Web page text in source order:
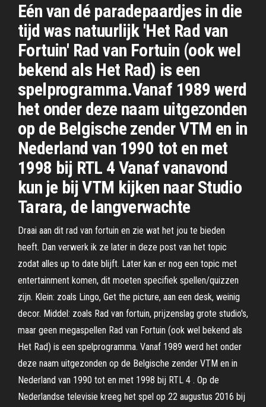
Eén van dé paradepaardjes in die
tijd was natuurlijk 'Het Rad van
Fortuin' Rad van Fortuin (ook wel
bekend als Het Rad) is een
spelprogramma.Vanaf 1989 werd
het onder deze naam uitgezonden
op de Belgische zender VTM en in
Nederland van 1990 tot en met
1998 bij RTL 4 Vanaf vanavond
kun je bij VTM kijken naar Studio
Tarara, de langverwachte
Draai aan dit rad van fortuin en zie wat het jou te bieden
heeft. Dan verwerk ik ze later in deze post van het topic
zodat alles up to date blijft. Later kan er nog een topic met
entertainment komen, dit moeten specifiek spellen/quizzen
zijn. Klein: zoals Lingo, Get the picture, aan een desk, weinig
decor. Middel: zoals Rad van fortuin, prijzenslag grote studio's,
maar geen megaspellen Rad van Fortuin (ook wel bekend als
Het Rad) is een spelprogramma. Vanaf 1989 werd het onder
deze naam uitgezonden op de Belgische zender VTM en in
Nederland van 1990 tot en met 1998 bij RTL 4 . Op de
Nederlandse televisie kreeg het spel op 22 augustus 2016 bij